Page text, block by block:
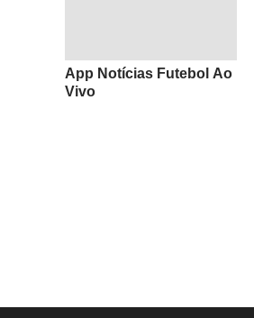
App Notícias Futebol Ao
Vivo